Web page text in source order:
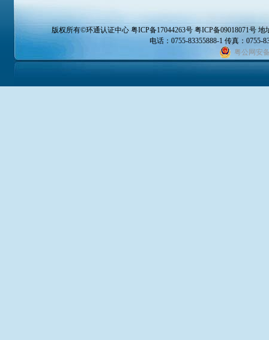
版权所有©环通认证中心 粤ICP备17044263号 粤ICP备09018071号 地
电话：0755-83355888-1 传真：0755-
粤公网安